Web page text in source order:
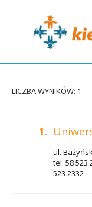
LICZBA WYNIKÓW: 1
1.
ul.
tel. 58 523
523 2332